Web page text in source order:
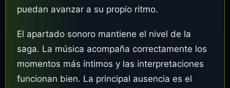
puedan avanzar a su propio ritmo.
El apartado sonoro mantiene el nivel de la
saga. La música acompaña correctamente los
momentos más íntimos y las interpretaciones
funcionan bien. La principal ausencia es el